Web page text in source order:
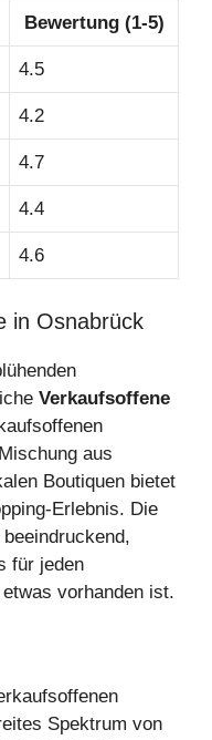
Bewertung (1-5)
4.5
4.2
4.7
4.4
4.6
in Osnabrück
Verkaufsoffene
aus
Boutiquen bietet
Erlebnis. Die
für jeden
vorhanden ist.
Spektrum von